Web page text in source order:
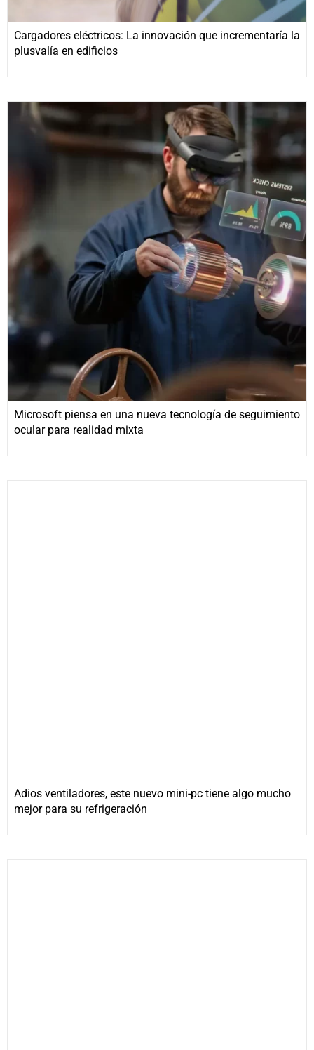
Cargadores eléctricos: La innovación que incrementaría la
plusvalía en edificios
Microsoft piensa en una nueva tecnología de seguimiento
ocular para realidad mixta
Adios ventiladores, este nuevo mini-pc tiene algo mucho
mejor para su refrigeración